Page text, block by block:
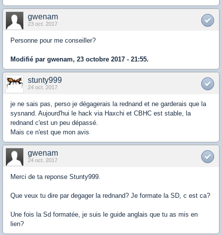
gwenam
23 oct. 2017
Personne pour me conseiller?
Modifié par gwenam, 23 octobre 2017 - 21:55.
stunty999
24 oct. 2017
je ne sais pas, perso je dégagerais la rednand et ne garderais que la
sysnand. Aujourd'hui le hack via Haxchi et CBHC est stable, la
rednand c'est un peu dépassé.
Mais ce n'est que mon avis
gwenam
24 oct. 2017
Merci de ta reponse Stunty999.
Que veux tu dire par degager la rednand? Je formate la SD, c est ca?
Une fois la Sd formatée, je suis le guide anglais que tu as mis en
lien?